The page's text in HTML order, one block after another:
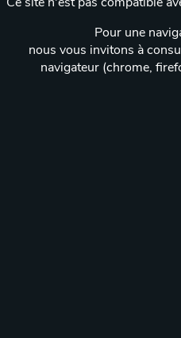
Pour une
nous vous invitons à
navigateur (chrome,